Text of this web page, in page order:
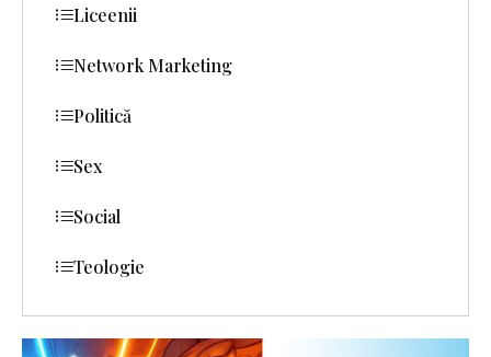
Liceenii
Network Marketing
Politică
Sex
Social
Teologie